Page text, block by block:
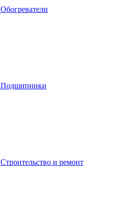
Обогреватели
Подшипники
Строительство и ремонт